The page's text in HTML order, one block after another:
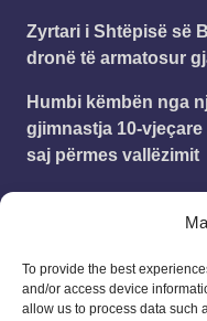
To provide the best
and/or access device
allow us to process data such
Zyrtari i Shtëpisë së
dronë të armatosur
Humbi këmbën nga
gjimnastja 10-
saj përmes vallëzimit
Leonard on